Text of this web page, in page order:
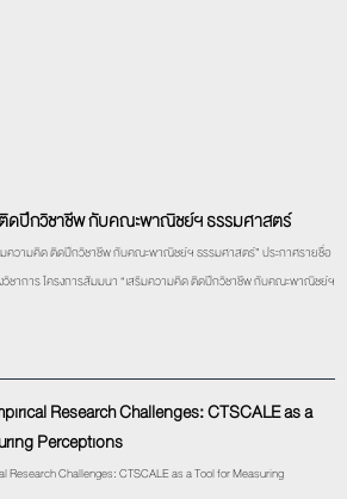
ดปีกวิชาชีพ กับคณะพาณิชย์ฯ ธรรมศาสตร์
มความคิด ติดปีกวิชาชีพ กับคณะพาณิชย์ฯ ธรรมศาสตร์” ประกาศรายชื่อ
ชาการ โครงการสัมมนา “เสริมความคิด ติดปีกวิชาชีพ กับคณะพาณิชย์ฯ
Research Challenges: CTSCALE as a
Perceptions
Research Challenges: CTSCALE as a Tool for Measuring